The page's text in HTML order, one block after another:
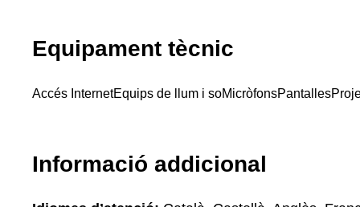
Equipament tècnic
Accés InternetEquips de llum i soMicròfonsPantalles
Informació addicional